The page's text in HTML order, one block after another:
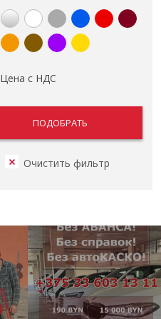
Цена с НДС